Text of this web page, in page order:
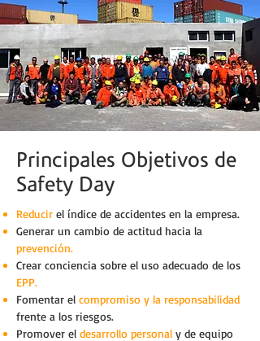
Principales Objetivos de
Safety Day
Reducir el índice de accidentes en la empresa.
Generar un cambio de actitud hacia la
prevención.
Crear conciencia sobre el uso adecuado de los
EPP.
Fomentar el compromiso y la responsabilidad
frente a los riesgos.
Promover el desarrollo personal y de equipo